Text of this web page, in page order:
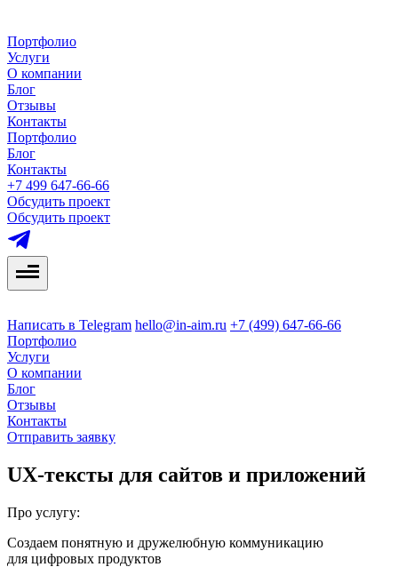
Портфолио
Услуги
О компании
Блог
Отзывы
Контакты
Портфолио
Блог
Контакты
+7 499 647-66-66
Обсудить проект
Обсудить проект
Написать в Telegram hello@in-aim.ru +7 (499) 647-66-66
Портфолио
Услуги
О компании
Блог
Отзывы
Контакты
Отправить заявку
UX-тексты для сайтов и приложений
Про услугу:
Создаем понятную и дружелюбную коммуникацию
для цифровых продуктов